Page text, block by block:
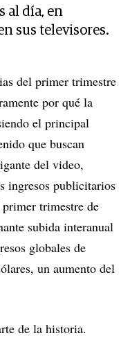
al día, en
sus televisores.
del primer trimestre
por qué la
el principal
que buscan
del video,
ingresos publicitarios
trimestre de
subida interanual
globales de
un aumento del
de la historia.